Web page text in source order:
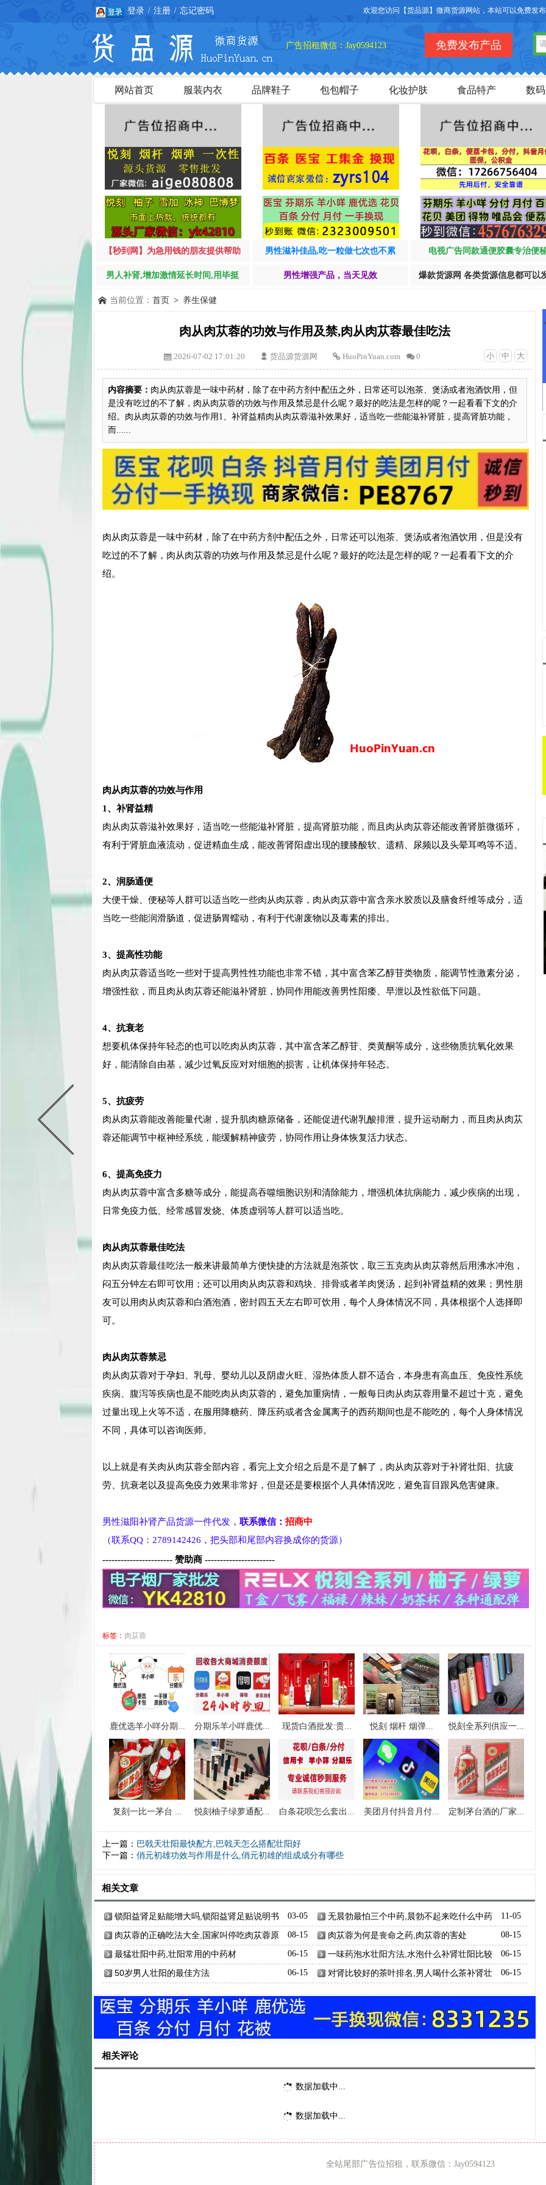
登录 / 注册 / 忘记密码 欢迎您访问【货品源】微商货源网站，本站可以免费发布微商
广告招租微信：Jay0594123 免费发布产品
网站首页 服装内衣 品牌鞋子 包包帽子 化妆护肤 食品特产 数
【秒到网】为急用钱的朋友提供帮助 男性滋补佳品,吃一粒做七次也不累 电视广告同款通便胶囊专治便
男人补肾,增加激情延长时间,用毕挺 男性增强产品，当天见效 爆款货源网 各类货源信息都可以
当前位置： 首页 > 养生保健
肉从肉苁蓉的功效与作用及禁,肉从肉苁蓉最佳吃法
小 中 大
2026-07-02 17:01:20 货品源货源网 HuoPinYuan.com 0
内容摘要： 肉从肉苁蓉是一味中药材，除了在中药方剂中配伍之外，日常还可以泡茶、煲汤或者泡酒饮用，但
是没有吃过的不了解，肉从肉苁蓉的功效与作用及禁忌是什么呢？最好的吃法是怎样的呢？一起看看下文的介
绍。肉从肉苁蓉的功效与作用1、补肾益精肉从肉苁蓉滋补效果好，适当吃一些能滋补肾脏，提高肾脏功能，
而......
肉从肉苁蓉是一味中药材，除了在中药方剂中配伍之外，日常还可以泡茶、煲汤或者泡酒饮用，但是没有
吃过的不了解，肉从肉苁蓉的功效与作用及禁忌是什么呢？最好的吃法是怎样的呢？一起看看下文的介
绍。
肉从肉苁蓉的功效与作用
1、补肾益精
肉从肉苁蓉滋补效果好，适当吃一些能滋补肾脏，提高肾脏功能，而且肉从肉苁蓉还能改善肾脏微循环，
有利于肾脏血液流动，促进精血生成，能改善肾阳虚出现的腰膝酸软、遗精、尿频以及头晕耳鸣等不适。
2、润肠通便
大便干燥、便秘等人群可以适当吃一些肉从肉苁蓉，肉从肉苁蓉中富含亲水胶质以及膳食纤维等成分，适
当吃一些能润滑肠道，促进肠胃蠕动，有利于代谢废物以及毒素的排出。
3、提高性功能
肉从肉苁蓉适当吃一些对于提高男性性功能也非常不错，其中富含苯乙醇苷类物质，能调节性激素分泌，
增强性欲，而且肉从肉苁蓉还能滋补肾脏，协同作用能改善男性阳痿、早泄以及性欲低下问题。
4、抗衰老
想要机体保持年轻态的也可以吃肉从肉苁蓉，其中富含苯乙醇苷、类黄酮等成分，这些物质抗氧化效果
好，能清除自由基，减少过氧反应对对细胞的损害，让机体保持年轻态。
5、抗疲劳
肉从肉苁蓉能改善能量代谢，提升肌肉糖原储备，还能促进代谢乳酸排泄，提升运动耐力，而且肉从肉苁
蓉还能调节中枢神经系统，能缓解精神疲劳，协同作用让身体恢复活力状态。
6、提高免疫力
肉从肉苁蓉中富含多糖等成分，能提高吞噬细胞识别和清除能力，增强机体抗病能力，减少疾病的出现，
日常免疫力低、经常感冒发烧、体质虚弱等人群可以适当吃。
肉从肉苁蓉最佳吃法
肉从肉苁蓉最佳吃法一般来讲最简单方便快捷的方法就是泡茶饮，取三五克肉从肉苁蓉然后用沸水冲泡，
闷五分钟左右即可饮用；还可以用肉从肉苁蓉和鸡块、排骨或者羊肉煲汤，起到补肾益精的效果；男性朋
友可以用肉从肉苁蓉和白酒泡酒，密封四五天左右即可饮用，每个人身体情况不同，具体根据个人选择即
可。
肉从肉苁蓉禁忌
肉从肉苁蓉对于孕妇、乳母、婴幼儿以及阴虚火旺、湿热体质人群不适合，本身患有高血压、免疫性系统
疾病、腹泻等疾病也是不能吃肉从肉苁蓉的，避免加重病情，一般每日肉从肉苁蓉用量不超过十克，避免
过量出现上火等不适，在服用降糖药、降压药或者含金属离子的西药期间也是不能吃的，每个人身体情况
不同，具体可以咨询医师。
以上就是有关肉从肉苁蓉全部内容，看完上文介绍之后是不是了解了，肉从肉苁蓉对于补肾壮阳、抗疲
劳、抗衰老以及提高免疫力效果非常好，但是还是要根据个人具体情况吃，避免盲目跟风危害健康。
男性滋阳补肾产品货源一件代发， 联系微信： 招商中
（联系QQ：2789142426，把头部和尾部内容换成你的货源）
----------------------- 赞助商 -----------------------
标签： 肉苁蓉
鹿优选羊小咩分期... 分期乐羊小咩鹿优... 现货白酒批发:贵... 悦刻 烟杆 烟弹... 悦刻全系列供应一...
复刻一比一茅台 ... 悦刻柚子绿萝通配... 白条花呗怎么套出... 美团月付抖音月付... 定制茅台酒的厂家...
上一篇： 巴戟天壮阳最快配方,巴戟天怎么搭配壮阳好
下一篇： 俏元初雄功效与作用是什么,俏元初雄的组成成分有哪些
相关文章
03-05
锁阳益肾足贴能增大吗,锁阳益肾足贴说明书 11-05
无晨勃最怕三个中药,晨勃不起来吃什么中药
08-15
肉苁蓉的正确吃法大全,国家叫停吃肉苁蓉原
因
08-15
肉苁蓉为何是丧命之药,肉苁蓉的害处
06-15
最猛壮阳中药,壮阳常用的中药材 06-15
一味药泡水壮阳方法,水泡什么补肾壮阳比较
好
06-15
50岁男人壮阳的最佳方法 06-15
对肾比较好的茶叶排名,男人喝什么茶补肾壮
相关评论
数据加载中...
数据加载中...
全站尾部广告位招租，联系微信：Jay0594123